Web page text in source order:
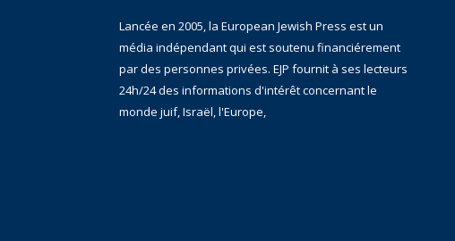
Lancée en 2005, la European Jewish Press est un
média indépendant qui est soutenu financiérement
par des personnes privées. EJP fournit à ses lecteurs
24h/24 des informations d'intérêt concernant le
monde juif, Israël, l'Europe,